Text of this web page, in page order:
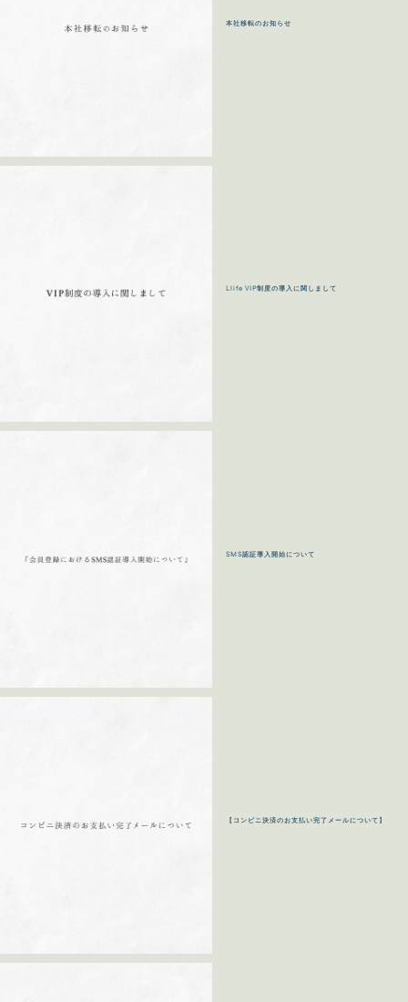
本社移転のお知らせ
Llife VIP制度の導入に関しまして
SMS認証導入開始について
【コンビニ決済のお支払い完了メールについて】